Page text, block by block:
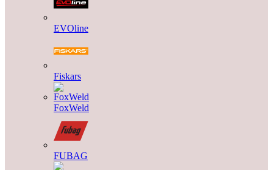
EVOline
Fiskars
FoxWeld
FUBAG